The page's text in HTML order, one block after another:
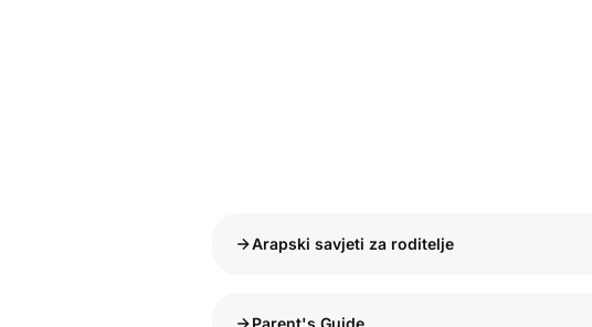
Arapski savjeti za roditelje
Parent's Guide